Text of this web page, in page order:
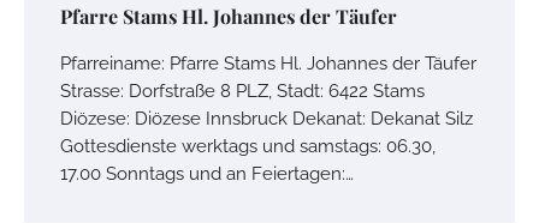
Pfarre Stams Hl. Johannes der Täufer
Pfarreiname: Pfarre Stams Hl. Johannes der Täufer
Strasse: Dorfstraße 8 PLZ, Stadt: 6422 Stams
Diözese: Diözese Innsbruck Dekanat: Dekanat Silz
Gottesdienste werktags und samstags: 06.30,
17.00 Sonntags und an Feiertagen:…